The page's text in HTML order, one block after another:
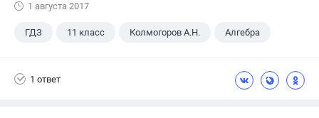
1 августа 2017
ГДЗ 11 класс Колмогоров А.Н. Алгебра
1 ответ